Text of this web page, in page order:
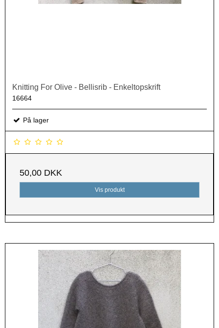
Knitting For Olive - Bellisrib - Enkeltopskrift
16664
På lager
50,00 DKK
Vis produkt